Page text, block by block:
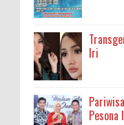
Iri
Pesona